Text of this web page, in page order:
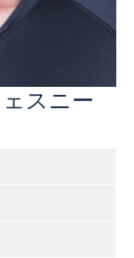
スニー